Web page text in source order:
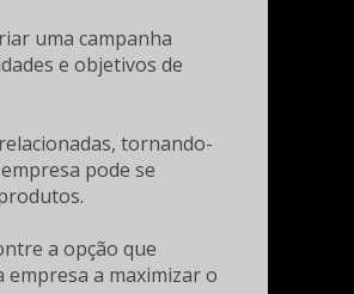
uma campanha
e objetivos de
tornando-
pode se
a opção que
a maximizar o